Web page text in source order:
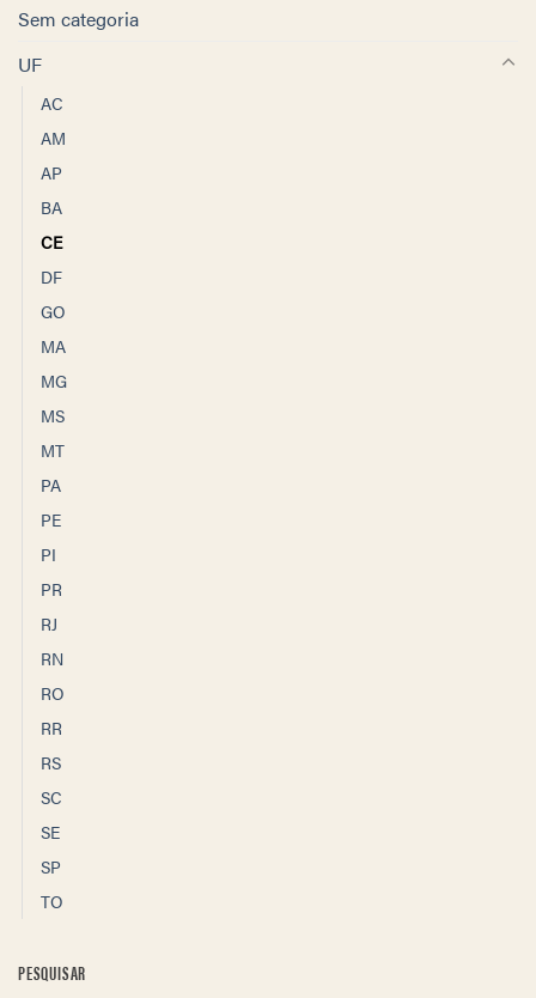
Sem categoria
UF
AC
AM
AP
BA
CE
DF
GO
MA
MG
MS
MT
PA
PE
PI
PR
RJ
RN
RO
RR
RS
SC
SE
SP
TO
PESQUISAR